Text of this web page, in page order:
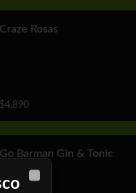
Craze Rosas
$4.890
Go Barman Gin & Tonic